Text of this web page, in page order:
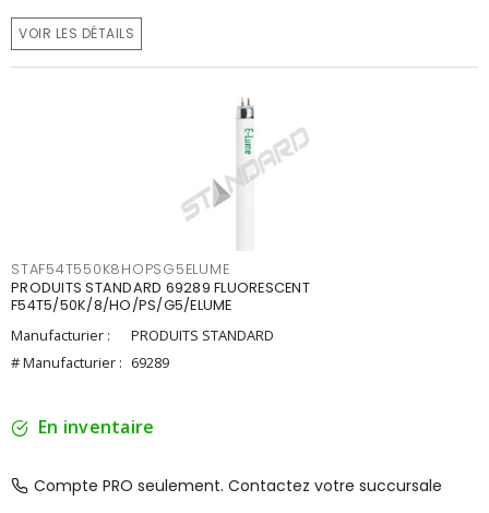
VOIR LES DÉTAILS
STAF54T550K8HOPSG5ELUME
PRODUITS STANDARD 69289 FLUORESCENT
F54T5/50K/8/HO/PS/G5/ELUME
Manufacturier :
PRODUITS STANDARD
# Manufacturier : 69289
En inventaire
Compte PRO seulement. Contactez votre succursale